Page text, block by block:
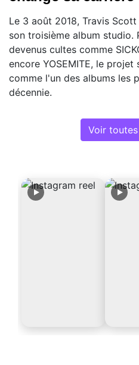
Le 3 août 2018, Travis Scott
son troisième album
devenus cultes comme
encore YOSEMITE, le
comme l'un des albums les
décennie.
Voir